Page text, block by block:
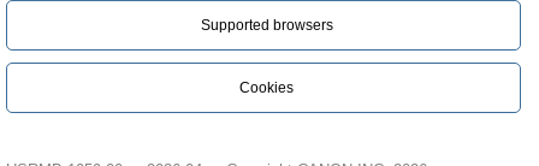
Supported browsers
Cookies